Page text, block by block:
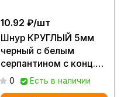
10.92 ₽/шт
Шнур КРУГЛЫЙ 5мм
черный с белым
серпантином с конц.
блэк никель п/э ( ≈1,2
0 Есть в наличии